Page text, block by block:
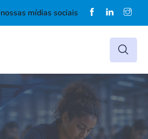
mídias sociais